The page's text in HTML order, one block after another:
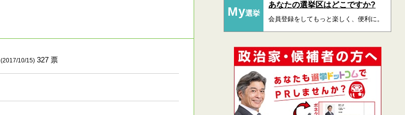
(2017/10/15)327 票
My選挙
あなたの選挙区はどこですか?
会員登録をしてもっと楽しく、便利に。